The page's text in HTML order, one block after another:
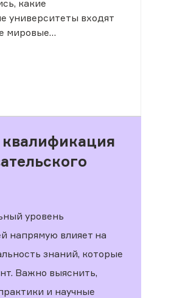
какие
университеты входят
мировые
квалификация
уровень
напрямую влияет на
знаний, которые
Важно выяснить,
и научные